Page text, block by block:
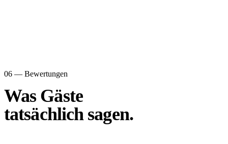
06 — Bewertungen
Was Gäste
tatsächlich sagen.